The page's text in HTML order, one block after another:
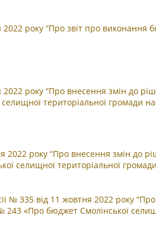
року “Про звіт про виконання
року “Про внесення змін до
територіальної громади на
2022 року “Про внесення змін до
селищної територіальної
№ 335 від 11 жовтня 2022 року
243 «Про бюджет Смолінської